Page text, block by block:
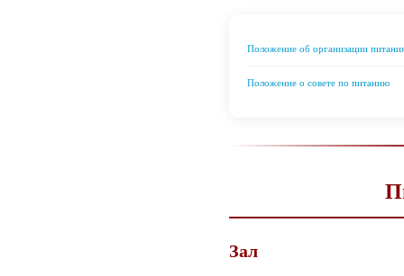
Положение об организации
Положение о совете по питанию
Зал